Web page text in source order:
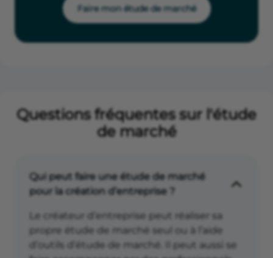
Faire mon étude de marché
Questions fréquentes sur l'étude
de marché
Qui peut faire une étude de marché
pour la création d’entreprise ?
Le créateur d’entreprise peut réaliser sa
propre étude de marché seul ou à l’aide
d’outils d’étude de marché. Il peut aussi se